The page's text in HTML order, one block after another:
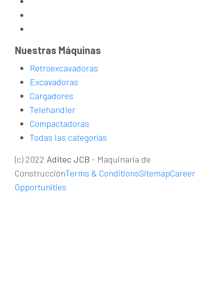
Nuestras Máquinas
Retroexcavadoras
Excavadoras
Cargadores
Telehandler
Compactadoras
Todas las categorías
(c) 2022 Aditec JCB - Maquinaria de
ConstrucciónTerms & ConditionsSitemapCareer
Opportunities